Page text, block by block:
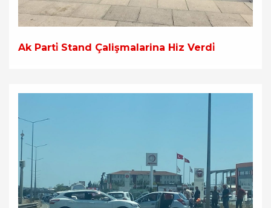
Ak Parti̇ Stand Çalişmalarina Hiz Verdi̇